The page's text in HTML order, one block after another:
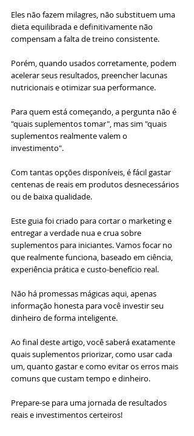
Eles não fazem milagres, não substituem uma
dieta equilibrada e definitivamente não
compensam a falta de treino consistente.
Porém, quando usados corretamente, podem
acelerar seus resultados, preencher lacunas
nutricionais e otimizar sua performance.
Para quem está começando, a pergunta não é
"quais suplementos tomar", mas sim "quais
suplementos realmente valem o
investimento".
Com tantas opções disponíveis, é fácil gastar
centenas de reais em produtos desnecessários
ou de baixa qualidade.
Este guia foi criado para cortar o marketing e
entregar a verdade nua e crua sobre
suplementos para iniciantes. Vamos focar no
que realmente funciona, baseado em ciência,
experiência prática e custo-benefício real.
Não há promessas mágicas aqui, apenas
informação honesta para você investir seu
dinheiro de forma inteligente.
Ao final deste artigo, você saberá exatamente
quais suplementos priorizar, como usar cada
um, quanto gastar e como evitar os erros mais
comuns que custam tempo e dinheiro.
Prepare-se para uma jornada de resultados
reais e investimentos certeiros!